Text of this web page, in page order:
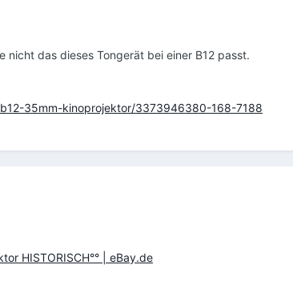
nicht das dieses Tongerät bei einer B12 passt.
35mm-kinoprojektor/3373946380-168-7188
HISTORISCH°° | eBay.de